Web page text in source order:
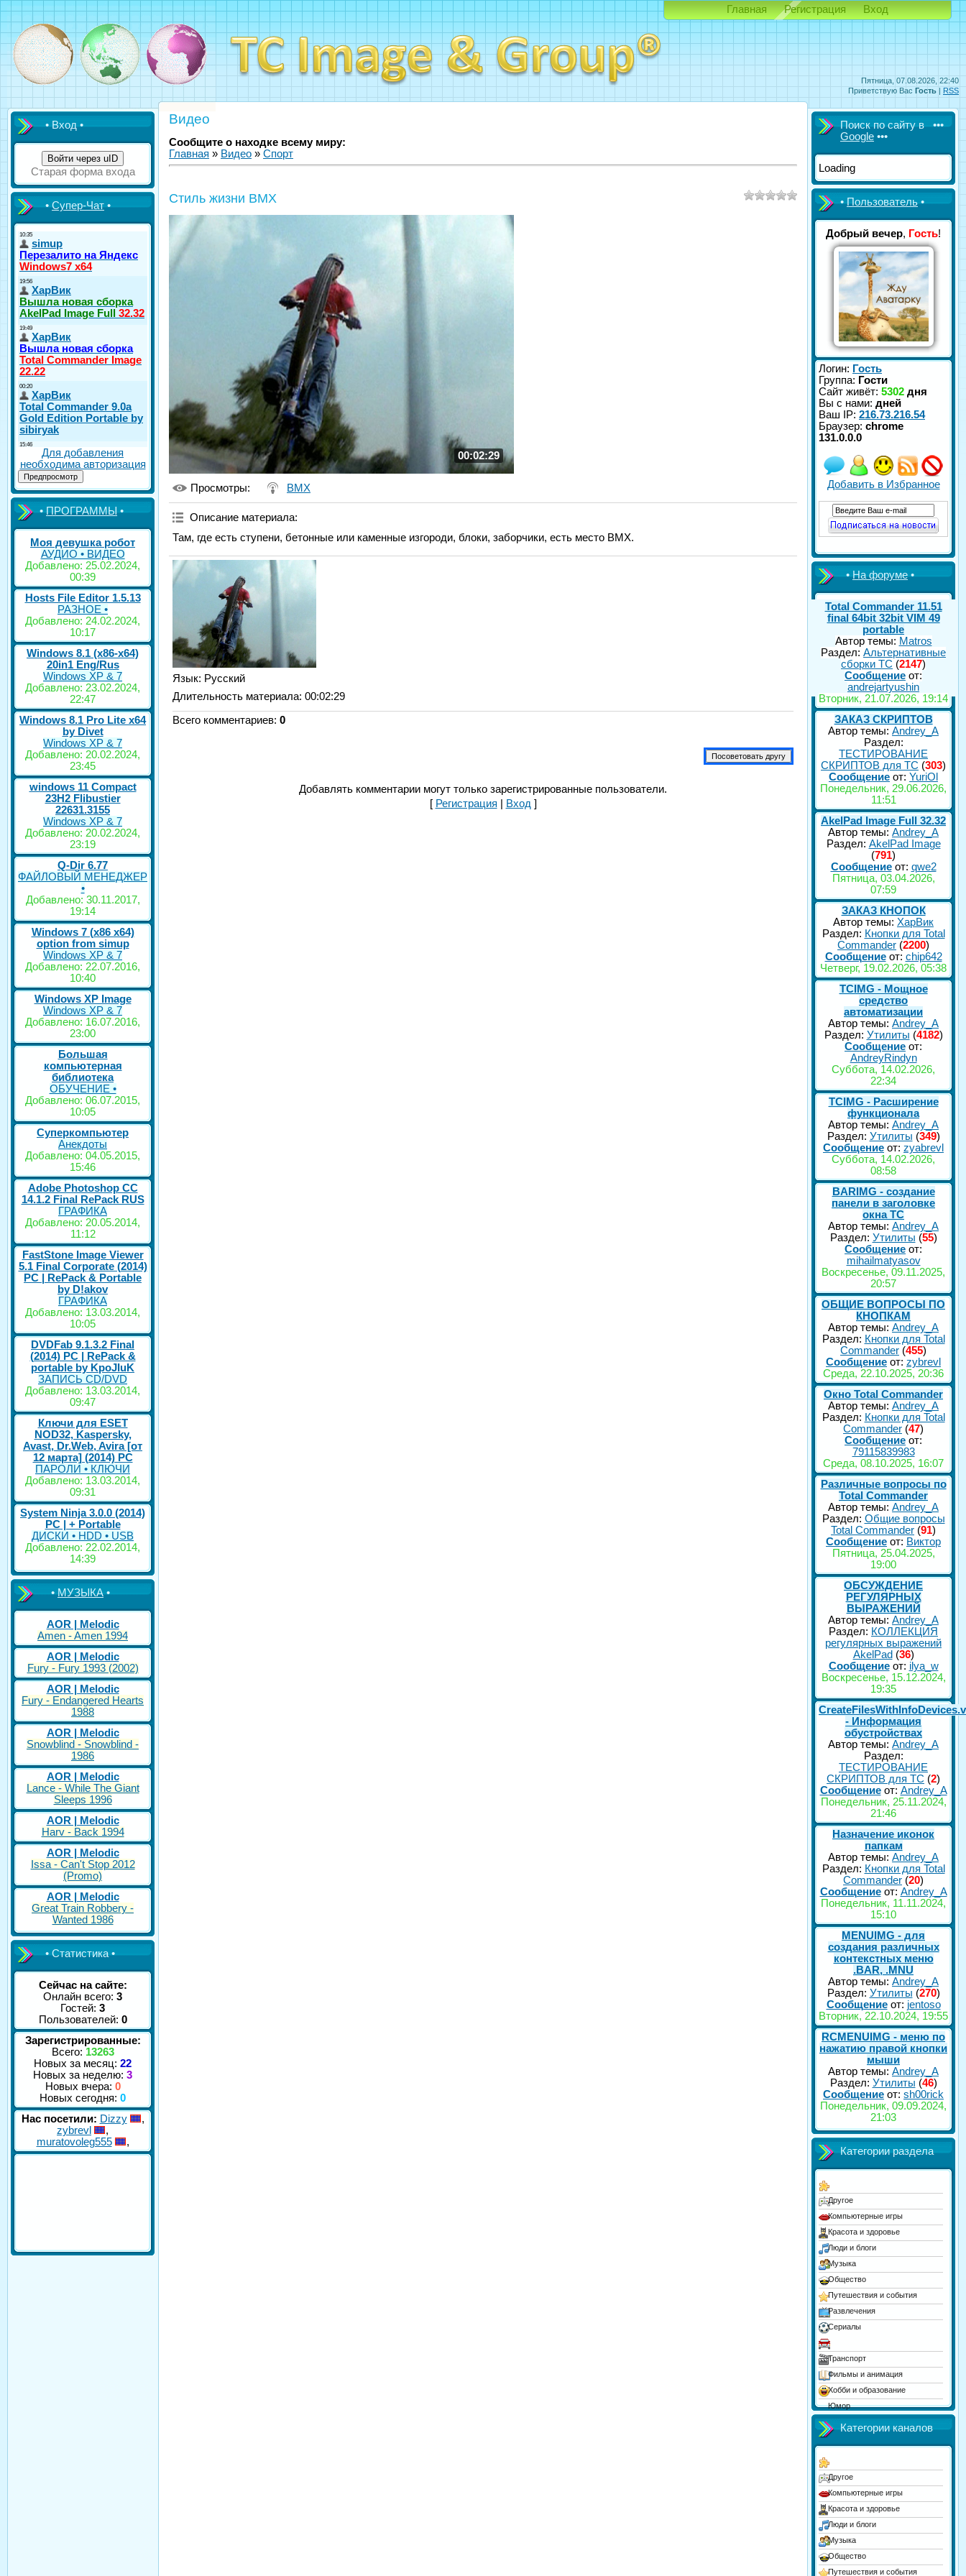
Пятница, 07.08.2026, 22:40
Приветствую Вас Гость | RSS
Главная Регистрация Вход
• Вход •
Войти через uID
Старая форма входа
•Супер-Чат•
Для добавления
необходима авторизация
•ПРОГРАММЫ•
Моя девушка робот
АУДИО • ВИДЕО
Добавлено: 25.02.2024,
00:39
Hosts File Editor 1.5.13
РАЗНОЕ •
Добавлено: 24.02.2024,
10:17
Windows 8.1 (x86-x64)
20in1 Eng/Rus
Windows XP & 7
Добавлено: 23.02.2024,
22:47
Windows 8.1 Pro Lite x64
by Divet
Windows XP & 7
Добавлено: 20.02.2024,
23:45
windows 11 Compact
23H2 Flibustier
22631.3155
Windows XP & 7
Добавлено: 20.02.2024,
23:19
Q-Dir 6.77
ФАЙЛОВЫЙ МЕНЕДЖЕР
•
Добавлено: 30.11.2017,
19:14
Windows 7 (x86 x64)
option from simup
Windows XP & 7
Добавлено: 22.07.2016,
10:40
Windows XP Image
Windows XP & 7
Добавлено: 16.07.2016,
23:00
Большая
компьютерная
библиотека
ОБУЧЕНИЕ •
Добавлено: 06.07.2015,
10:05
Суперкомпьютер
Анекдоты
Добавлено: 04.05.2015,
15:46
Adobe Photoshop CC
14.1.2 Final RePack RUS
ГРАФИКА
Добавлено: 20.05.2014,
11:12
FastStone Image Viewer
5.1 Final Corporate (2014)
РС | RePack & Portable
by D!akov
ГРАФИКА
Добавлено: 13.03.2014,
10:05
DVDFab 9.1.3.2 Final
(2014) PC | RePack &
portable by KpoJIuK
ЗАПИСЬ CD/DVD
Добавлено: 13.03.2014,
09:47
Ключи для ESET
NOD32, Kaspersky,
Avast, Dr.Web, Avira [от
12 марта] (2014) PC
ПАРОЛИ • КЛЮЧИ
Добавлено: 13.03.2014,
09:31
System Ninja 3.0.0 (2014)
РС | + Portable
ДИСКИ • HDD • USB
Добавлено: 22.02.2014,
14:39
•МУЗЫКА•
AOR | Melodic
Amen - Amen 1994
AOR | Melodic
Fury - Fury 1993 (2002)
AOR | Melodic
Fury - Endangered Hearts
1988
AOR | Melodic
Snowblind - Snowblind -
1986
AOR | Melodic
Lance - While The Giant
Sleeps 1996
AOR | Melodic
Harv - Back 1994
AOR | Melodic
Issa - Can't Stop 2012
(Promo)
AOR | Melodic
Great Train Robbery -
Wanted 1986
• Статистика •
Сейчас на сайте:
Онлайн всего: 3
Гостей: 3
Пользователей: 0
Зарегистрированные:
Всего: 13263
Новых за месяц: 22
Новых за неделю: 3
Новых вчера: 0
Новых сегодня: 0
Нас посетили: Dizzy
,
zybrevl
,
muratovoleg555
,
Видео
Сообщите о находке всему миру:
Главная » Видео » Спорт
Стиль жизни BMX
00:02:29
Просмотры: BMX
Описание материала:
Там, где есть ступени, бетонные или каменные изгороди, блоки, заборчики, есть место BMX.
Язык: Русский
Длительность материала: 00:02:29
Всего комментариев: 0
Добавлять комментарии могут только зарегистрированные пользователи.
[ Регистрация Вход]
Поиск по сайту в •••
Google •••
Loading
•Пользователь•
Добрый вечер, Гость!
Логин: Гость
Группа: Гости
Сайт живёт: 5302 дня
Вы с нами: дней
Ваш IP: 216.73.216.54
Браузер: chrome
131.0.0.0
Добавить в Избранное
•На форуме•
Total Commander 11.51
final 64bit 32bit VIM 49
portable
Автор темы: Matros
Раздел: Альтернативные
сборки ТС (2147)
Сообщение от:
andrejartyushin
Вторник, 21.07.2026, 19:14
ЗАКАЗ СКРИПТОВ
Автор темы: Andrey_A
Раздел:
ТЕСТИРОВАНИЕ
СКРИПТОВ для TC (303)
Сообщение от: YuriOl
Понедельник, 29.06.2026,
11:51
AkelPad Image Full 32.32
Автор темы: Andrey_A
Раздел: AkelPad Image
(791)
Сообщениеот: qwe2
Пятница, 03.04.2026,
07:59
ЗАКАЗ КНОПОК
Автор темы: ХарВик
Раздел: Кнопки для Total
Commander (2200)
Сообщениеот: chip642
Четверг, 19.02.2026, 05:38
TCIMG - Мощное
средство
автоматизации
Автор темы: Andrey_A
Раздел: Утилиты (4182)
Сообщение от:
AndreyRindyn
Суббота, 14.02.2026,
22:34
TCIMG - Расширение
функционала
Автор темы: Andrey_A
Раздел: Утилиты (349)
Сообщение от: zyabrevl
Суббота, 14.02.2026,
08:58
BARIMG - создание
панели в заголовке
окна TC
Автор темы: Andrey_A
Раздел: Утилиты (55)
Сообщение от:
mihailmatyasov
Воскресенье, 09.11.2025,
20:57
ОБЩИЕ ВОПРОСЫ ПО
КНОПКАМ
Автор темы: Andrey_A
Раздел: Кнопки для Total
Commander (455)
Сообщение от: zybrevl
Среда, 22.10.2025, 20:36
Окно Total Commander
Автор темы: Andrey_A
Раздел: Кнопки для Total
Commander (47)
Сообщение от:
79115839983
Среда, 08.10.2025, 16:07
Различные вопросы по
Total Commander
Автор темы: Andrey_A
Раздел: Общие вопросы
Total Commander (91)
Сообщение от: Виктор
Пятница, 25.04.2025,
19:00
ОБСУЖДЕНИЕ
РЕГУЛЯРНЫХ
ВЫРАЖЕНИЙ
Автор темы: Andrey_A
Раздел: КОЛЛЕКЦИЯ
регулярных выражений
AkelPad (36)
Сообщениеот: ilya_w
Воскресенье, 15.12.2024,
19:35
- Информация
обустройствах
Автор темы: Andrey_A
Раздел:
ТЕСТИРОВАНИЕ
СКРИПТОВ для TC (2)
Сообщениеот: Andrey_A
Понедельник, 25.11.2024,
21:46
Назначение иконок
папкам
Автор темы: Andrey_A
Раздел: Кнопки для Total
Commander (20)
Сообщениеот: Andrey_A
Понедельник, 11.11.2024,
15:10
MENUIMG - для
создания различных
контекстных меню
.BAR, .MNU
Автор темы: Andrey_A
Раздел: Утилиты (270)
Сообщениеот: jentoso
Вторник, 22.10.2024, 19:55
RCMENUIMG - меню по
нажатию правой кнопки
мыши
Автор темы: Andrey_A
Раздел: Утилиты (46)
Сообщение от: sh00rick
Понедельник, 09.09.2024,
21:03
Категории раздела
Другое
Компьютерные игры
Красота и здоровье
Люди и блоги
Музыка
Общество
Путешествия и события
Развлечения
Сериалы
Спорт
Транспорт
Фильмы и анимация
Хобби и образование
Юмор
Категории каналов
Другое
Компьютерные игры
Красота и здоровье
Люди и блоги
Музыка
Общество
Путешествия и события